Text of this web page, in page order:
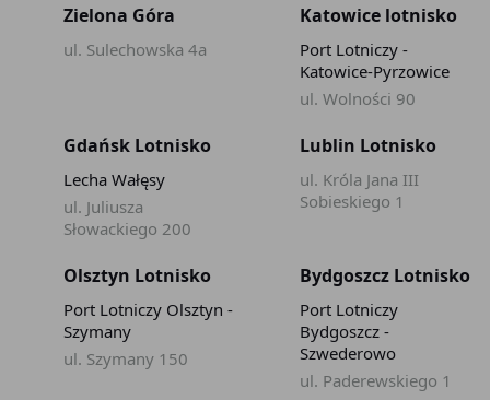
Zielona Góra
ul. Sulechowska 4a
Katowice lotnisko
Port Lotniczy -
Katowice-Pyrzowice
ul. Wolności 90
Gdańsk Lotnisko
Lecha Wałęsy
ul. Juliusza
Słowackiego 200
Lublin Lotnisko
ul. Króla Jana III
Sobieskiego 1
Olsztyn Lotnisko
Port Lotniczy Olsztyn -
Szymany
ul. Szymany 150
Bydgoszcz Lotnisko
Port Lotniczy
Bydgoszcz -
Szwederowo
ul. Paderewskiego 1